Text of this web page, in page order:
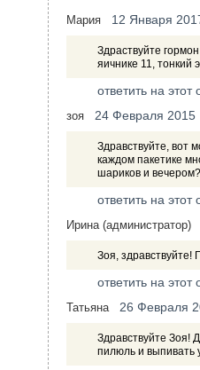
Мария 12 Января
Здраствуйте
яичнике 11, тонкий
ответить на этот
зоя 24 Февраля 2015
Здравствуйте, вот
каждом пакетике
шариков и
ответить на этот
Ирина (администратор)
Зоя, здравствуйте!
ответить на этот
Татьяна 26 Февраля
Здравствуйте Зоя!
пилюль и выпивать